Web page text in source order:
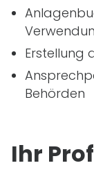
Erstellung
Behörden
Ihr